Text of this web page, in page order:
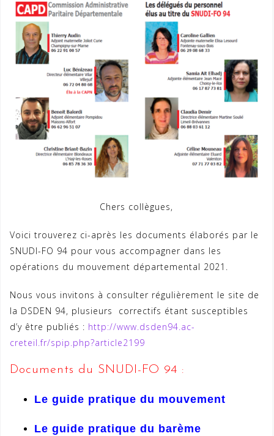
Chers collègues,
Voici trouverez ci-après les documents élaborés par le
SNUDI-FO 94 pour vous accompagner dans les
opérations du mouvement départemental 2021.
Nous vous invitons à consulter régulièrement le site de
la DSDEN 94, plusieurs correctifs étant susceptibles
d’y être publiés : http://www.dsden94.ac-
creteil.fr/spip.php?article2199
Documents du SNUDI-FO 94 :
Le guide pratique du mouvement
Le guide pratique du barème